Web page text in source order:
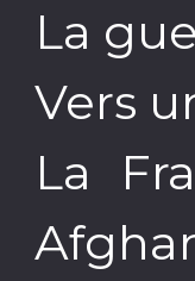
La
Vers
La